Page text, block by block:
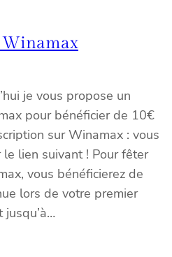
Winamax
je vous propose un
pour bénéficier de 10€
sur Winamax : vous
lien suivant ! Pour fêter
vous bénéficierez de
lors de votre premier